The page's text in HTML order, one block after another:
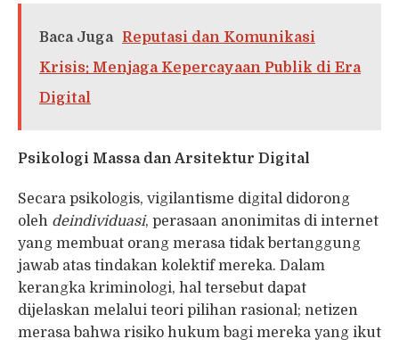
Baca Juga
Reputasi dan Komunikasi
Krisis: Menjaga Kepercayaan Publik di Era
Digital
Psikologi Massa dan Arsitektur Digital
Secara psikologis, vigilantisme digital didorong
oleh deindividuasi, perasaan anonimitas di internet
yang membuat orang merasa tidak bertanggung
jawab atas tindakan kolektif mereka. Dalam
kerangka kriminologi, hal tersebut dapat
dijelaskan melalui teori pilihan rasional; netizen
merasa bahwa risiko hukum bagi mereka yang ikut